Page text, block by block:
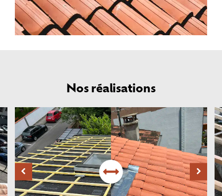
Nos réalisations